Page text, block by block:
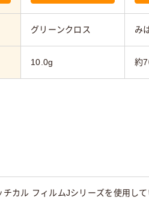
グリーンクロス み
10.0g 約
チカル フィルムJシリーズを使用し